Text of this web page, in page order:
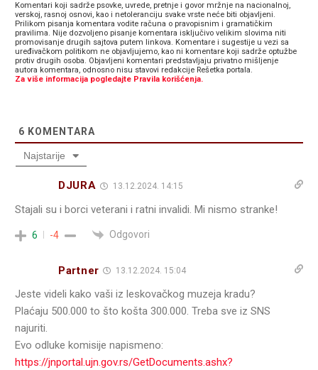
Komentari koji sadrže psovke, uvrede, pretnje i govor mržnje na nacionalnoj,
verskoj, rasnoj osnovi, kao i netoleranciju svake vrste neće biti objavljeni.
Prilikom pisanja komentara vodite računa o pravopisnim i gramatičkim
pravilima. Nije dozvoljeno pisanje komentara isključivo velikim slovima niti
promovisanje drugih sajtova putem linkova. Komentare i sugestije u vezi sa
uređivačkom politikom ne objavljujemo, kao ni komentare koji sadrže optužbe
protiv drugih osoba. Objavljeni komentari predstavljaju privatno mišljenje
autora komentara, odnosno nisu stavovi redakcije Rešetka portala.
Za više informacija pogledajte Pravila korišćenja.
6 KOMENTARA
Najstarije
DJURA 13.12.2024. 14:15
Stajali su i borci veterani i ratni invalidi. Mi nismo stranke!
6 -4 Odgovori
Partner 13.12.2024. 15:04
Jeste videli kako vaši iz leskovačkog muzeja kradu?
Plaćaju 500.000 to što košta 300.000. Treba sve iz SNS
najuriti.
Evo odluke komisije napismeno:
https://jnportal.ujn.gov.rs/GetDocuments.ashx?